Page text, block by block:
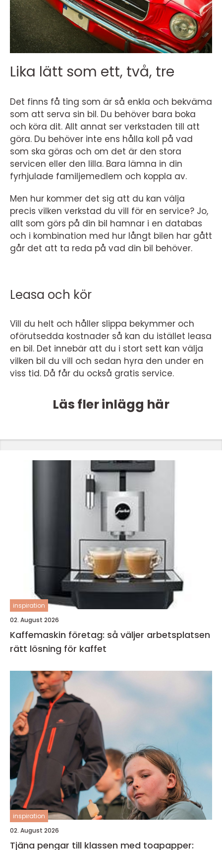
Lika lätt som ett, två, tre
Det finns få ting som är så enkla och bekväma
som att serva sin bil. Du behöver bara boka
och köra dit. Allt annat ser verkstaden till att
göra. Du behöver inte ens hålla koll på vad
som ska göras och om det är den stora
servicen eller den lilla. Bara lämna in din
fyrhjulade familjemedlem och koppla av.
Men hur kommer det sig att du kan välja
precis vilken verkstad du vill för en service? Jo,
allt som görs på din bil hamnar i en databas
och i kombination med hur långt bilen har gått
går det att ta reda på vad din bil behöver.
Leasa och kör
Vill du helt och håller slippa bekymmer och
oförutsedda kostnader så kan du istället leasa
en bil. Det innebär att du i stort sett kan välja
vilken bil du vill och sedan hyra den under en
viss tid. Då får du också gratis service.
Läs fler inlägg här
inspiration
02. August 2026
Kaffemaskin företag: så väljer arbetsplatsen
rätt lösning för kaffet
inspiration
02. August 2026
Tjäna pengar till klassen med toapapper: